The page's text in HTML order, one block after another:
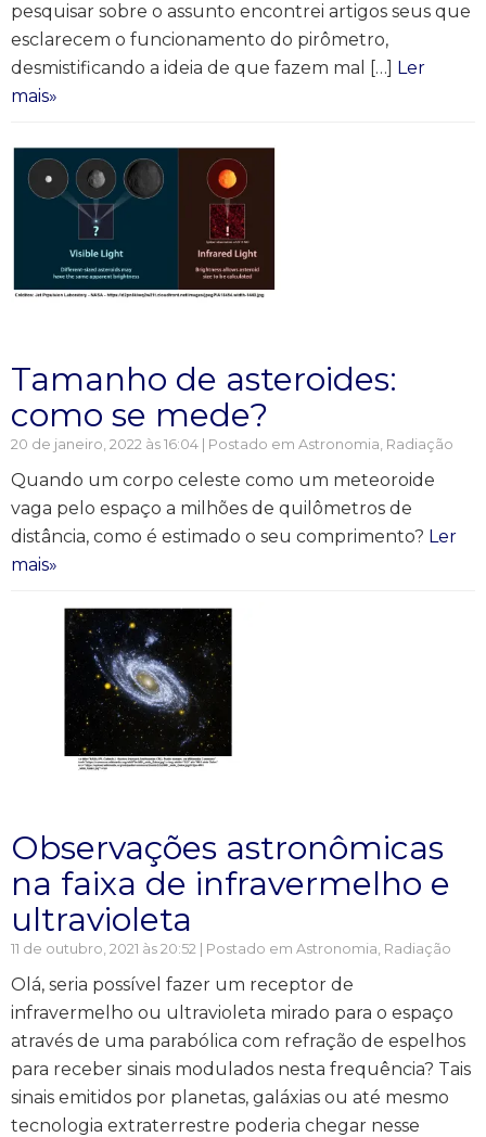
pesquisar sobre o assunto encontrei artigos seus que
esclarecem o funcionamento do pirômetro,
desmistificando a ideia de que fazem mal […] Ler
mais»
Tamanho de asteroides:
como se mede?
20 de janeiro, 2022 às 16:04 | Postado em Astronomia, Radiação
Quando um corpo celeste como um meteoroide
vaga pelo espaço a milhões de quilômetros de
distância, como é estimado o seu comprimento? Ler
mais»
Observações astronômicas
na faixa de infravermelho e
ultravioleta
11 de outubro, 2021 às 20:52 | Postado em Astronomia, Radiação
Olá, seria possível fazer um receptor de
infravermelho ou ultravioleta mirado para o espaço
através de uma parabólica com refração de espelhos
para receber sinais modulados nesta frequência? Tais
sinais emitidos por planetas, galáxias ou até mesmo
tecnologia extraterrestre poderia chegar nesse